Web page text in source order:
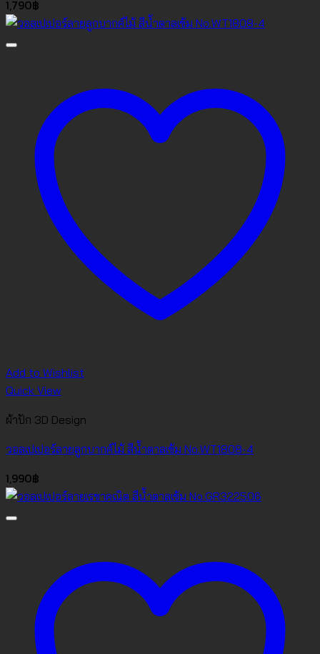
1,790฿
Add to Wishlist
Quick View
ผ้าปัก 3D Design
วอลเปเปอร์ลายลูกบากศ์ไม้ สีน้ำตาลเข้ม No.WT1808-4
1,990฿